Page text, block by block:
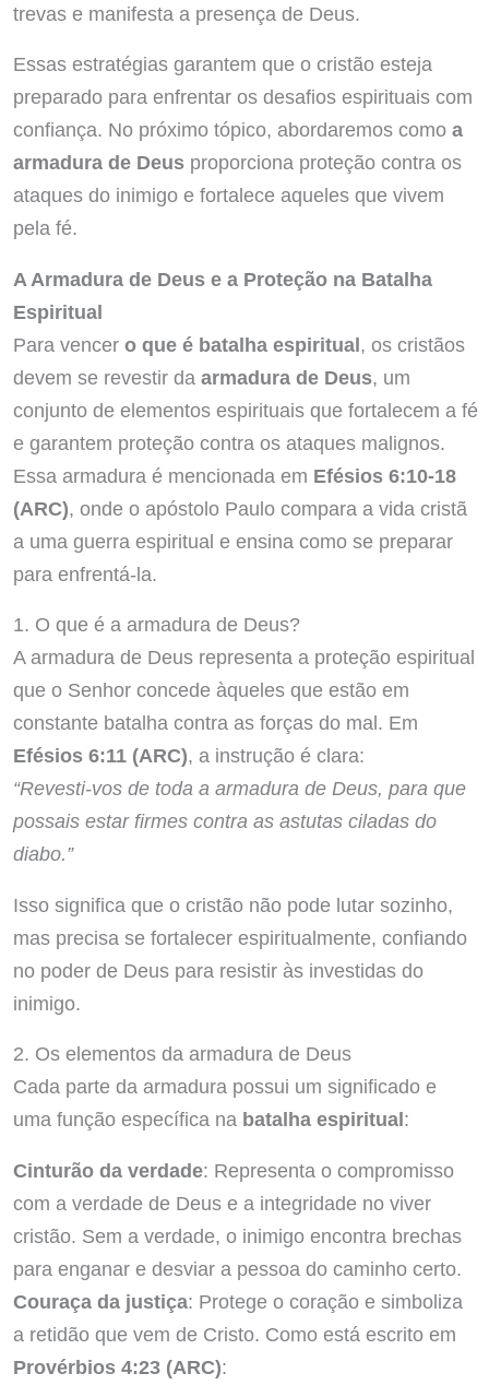
trevas e manifesta a presença de Deus.
Essas estratégias garantem que o cristão esteja
preparado para enfrentar os desafios espirituais com
confiança. No próximo tópico, abordaremos como a
armadura de Deusproporciona proteção contra os
ataques do inimigo e fortalece aqueles que vivem
pela fé.
A Armadura de Deus e a Proteção na Batalha
Espiritual
Para vencer o que é batalha espiritual, os cristãos
devem se revestir da armadura de Deus, um
conjunto de elementos espirituais que fortalecem a fé
e garantem proteção contra os ataques malignos.
Essa armadura é mencionada em Efésios 6:10-18
(ARC), onde o apóstolo Paulo compara a vida cristã
a uma guerra espiritual e ensina como se preparar
para enfrentá-la.
1. O que é a armadura de Deus?
A armadura de Deus representa a proteção espiritual
que o Senhor concede àqueles que estão em
constante batalha contra as forças do mal. Em
Efésios 6:11 (ARC), a instrução é clara:
“Revesti-vos de toda a armadura de Deus, para que
possais estar firmes contra as astutas ciladas do
diabo.”
Isso significa que o cristão não pode lutar sozinho,
mas precisa se fortalecer espiritualmente, confiando
no poder de Deus para resistir às investidas do
inimigo.
2. Os elementos da armadura de Deus
Cada parte da armadura possui um significado e
uma função específica na batalha espiritual:
Cinturão da verdade: Representa o compromisso
com a verdade de Deus e a integridade no viver
cristão. Sem a verdade, o inimigo encontra brechas
para enganar e desviar a pessoa do caminho certo.
Couraça da justiça: Protege o coração e simboliza
a retidão que vem de Cristo. Como está escrito em
Provérbios 4:23 (ARC):